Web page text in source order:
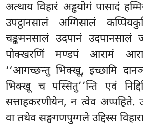
अत्थाय विहारं अड्ढयोगं पासादं
उपट्ठानसालं अग्गिसालं
चङ्कमनसालं उदपानं उदपानसालं
पोक्खरणिं मण्डपं आरामं
‘‘आगच्छन्तु भिक्खू, इच्छामि
भिक्खू च पस्सितु’’न्ति एवं
सत्ताहकरणीयेन, न त्वेव अप्पहिते.
वा तथेव सङ्घगणपुग्गले उद्दिस्स